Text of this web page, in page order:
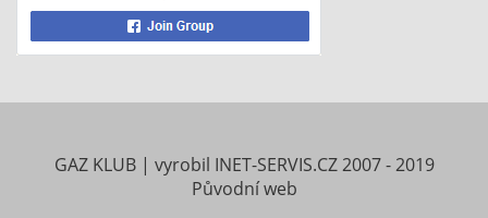
GAZ KLUB | vyrobil INET-SERVIS.CZ2007 - 2019
Původní web